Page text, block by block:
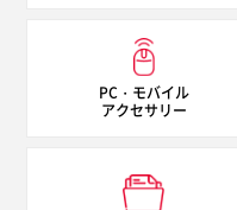
PC・モバイル
アクセサリー